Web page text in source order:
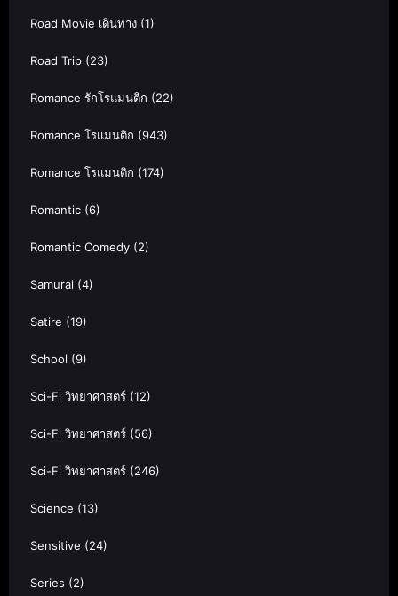
Road Movie เดินทาง (1)
Road Trip (23)
Romance รักโรแมนติก (22)
Romance โรแมนติก (943)
Romance โรแมนติก (174)
Romantic (6)
Romantic Comedy (2)
Samurai (4)
Satire (19)
School (9)
Sci-Fi วิทยาศาสตร์ (12)
Sci-Fi วิทยาศาสตร์ (56)
Sci-Fi วิทยาศาสตร์ (246)
Science (13)
Sensitive (24)
Series (2)